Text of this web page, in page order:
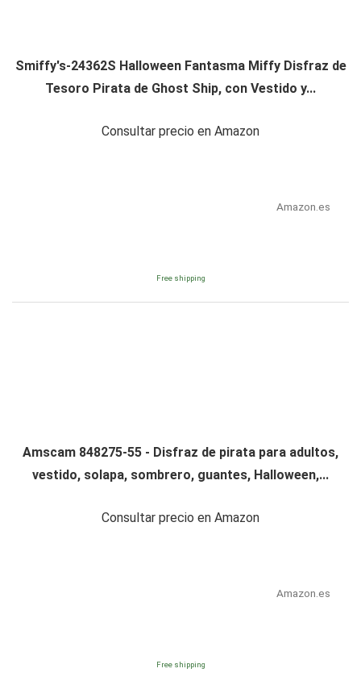
Smiffy's-24362S Halloween Fantasma Miffy Disfraz de
Tesoro Pirata de Ghost Ship, con Vestido y...
Consultar precio en Amazon
Amazon.es
Free shipping
Amscam 848275-55 - Disfraz de pirata para adultos,
vestido, solapa, sombrero, guantes, Halloween,...
Consultar precio en Amazon
Amazon.es
Free shipping